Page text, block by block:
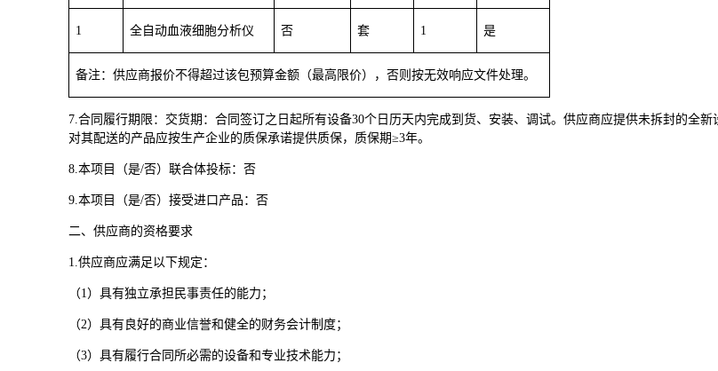
1 全自动血液细胞分析仪 否 套 1 是
备注：供应商报价不得超过该包预算金额（最高限价），否则按无效响应文件处理。
7.合同履行期限：交货期：合同签订之日起所有设备30个日历天内完成到货、安装、调试。供应商应提供未拆封的全
对其配送的产品应按生产企业的质保承诺提供质保，质保期≥3年。
8.本项目（是/否）联合体投标：否
9.本项目（是/否）接受进口产品：否
二、供应商的资格要求
1.供应商应满足以下规定：
（1）具有独立承担民事责任的能力；
（2）具有良好的商业信誉和健全的财务会计制度；
（3）具有履行合同所必需的设备和专业技术能力；